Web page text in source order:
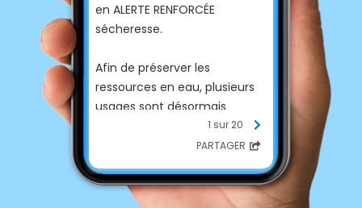
en ALERTE RENFORCÉE
sécheresse.
Afin de préserver les
ressources en eau, plusieurs
usages sont désormais
⛔ À compter du 25 juillet 2026
:
1 sur 20
PARTAGER